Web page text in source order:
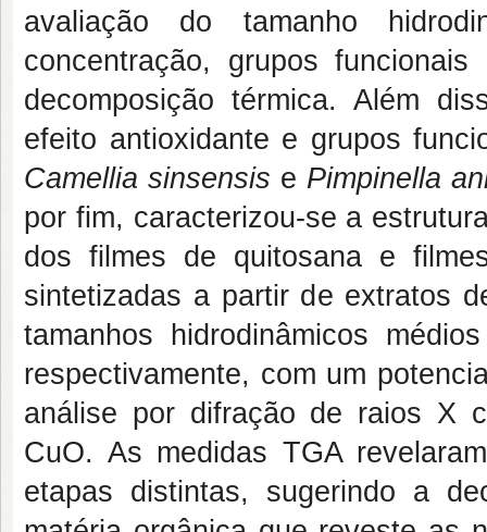
avaliação do tamanho
concentração, grupos
decomposição térmica. Além
efeito antioxidante e grupos
Camellia sinsensis e Pimpinella
por fim, caracterizou-se a
dos filmes de quitosana e
sintetizadas a partir de extratos
tamanhos hidrodinâmicos
respectivamente, com um
análise por difração de raios X
CuO. As medidas TGA
etapas distintas, sugerindo a